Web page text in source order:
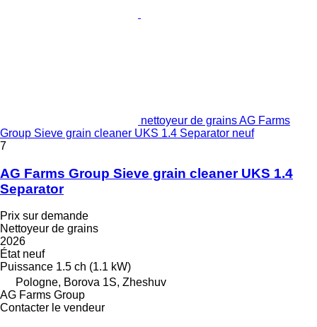
nettoyeur de grains AG Farms
Group Sieve grain cleaner UKS 1.4 Separator neuf
7
AG Farms Group Sieve grain cleaner UKS 1.4
Separator
Prix sur demande
Nettoyeur de grains
2026
Étatneuf
Puissance 1.5 ch (1.1 kW)
Pologne, Borova 1S, Zheshuv
AG Farms Group
Contacter le vendeur